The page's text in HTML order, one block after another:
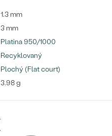
1.3 mm
3 mm
Platina 950/1000
Recyklovaný
Plochý (Flat court)
3.98 g